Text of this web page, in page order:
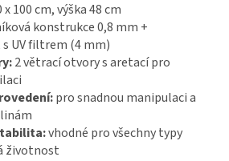
x 100 cm, výška 48 cm
konstrukce 0,8 mm +
UV filtrem (4 mm)
2 větrací otvory s aretací pro
pro snadnou manipulaci a
vhodné pro všechny typy
životnost